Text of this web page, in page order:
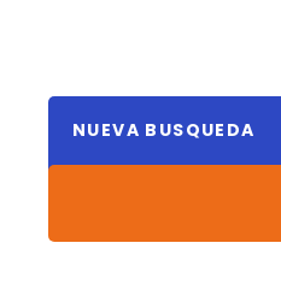
NUEVA BUSQUEDA